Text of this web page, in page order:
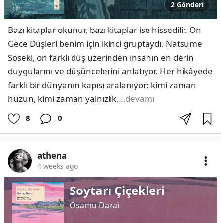
2 Gönderi
Bazı kitaplar okunur, bazı kitaplar ise hissedilir. On
Gece Düşleri benim için ikinci gruptaydı. Natsume
Soseki, on farklı düş üzerinden insanın en derin
duygularını ve düşüncelerini anlatıyor. Her hikâyede
farklı bir dünyanın kapısı aralanıyor; kimi zaman
hüzün, kimi zaman yalnızlık,…devamı
8 0
athena
4 weeks ago
Soytarı Çiçekleri
Osamu Dazai